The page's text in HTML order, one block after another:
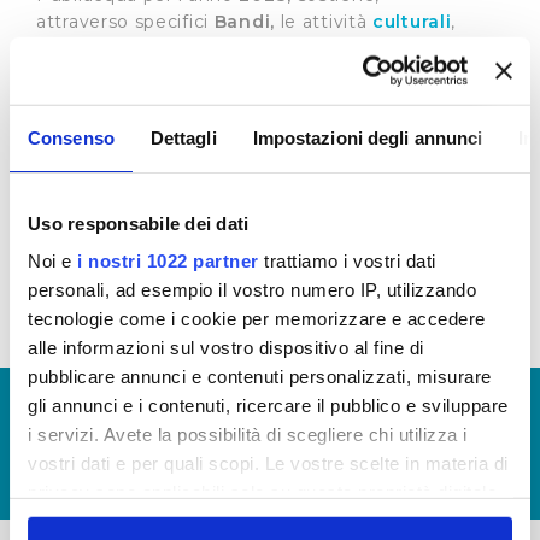
Consenso Dettagli Impostazioni degli annunci
Uso responsabile dei dati
Noi e i nostri 1022 partner trattiamo i vostri dati
personali, ad esempio il vostro numero IP, utilizzando
tecnologie come i cookie per memorizzare e accedere
alle informazioni sul vostro dispositivo al fine di
pubblicare annunci e contenuti personalizzati, misurare
gli annunci e i contenuti, ricercare il pubblico e sviluppare
i servizi. Avete la possibilità di scegliere chi utilizza i
vostri dati e per quali scopi. Le vostre scelte in materia di
in cui avete effettuato le vostre scelte. È possibile
attraverso specifici Bandi, le attività culturali,
Sponsorizzazioni(dal 2 novembre 2023 al 31
Dicrembre 2024) per la valutazione dei progetti
presentati tramite bando
Sponsorizzazioni(valida fino al 2 novembre) per la
valutazione dei progetti presentati tramite bando
© Copyright 2017 - 2026
GLOSSARIO
GIUDICA IL SERVIZIO